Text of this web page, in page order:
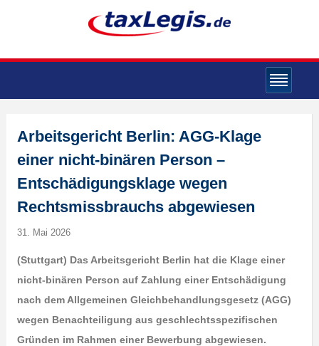
Arbeitsgericht Berlin: AGG-Klage
einer nicht-binären Person –
Entschädigungsklage wegen
Rechtsmissbrauchs abgewiesen
31. Mai 2026
(Stuttgart) Das Arbeitsgericht Berlin hat die Klage einer
nicht-binären Person auf Zahlung einer Entschädigung
nach dem Allgemeinen Gleichbehandlungsgesetz (AGG)
wegen Benachteiligung aus geschlechtsspezifischen
Gründen im Rahmen einer Bewerbung abgewiesen.